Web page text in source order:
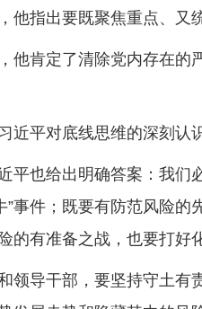
他指出要既聚焦重点、又
他肯定了清除党内存在的
近平对底线思维的深刻认
平也给出明确答案：我们
”事件；既要有防范风险
的有准备之战，也要打好
领导干部，要坚持守土有